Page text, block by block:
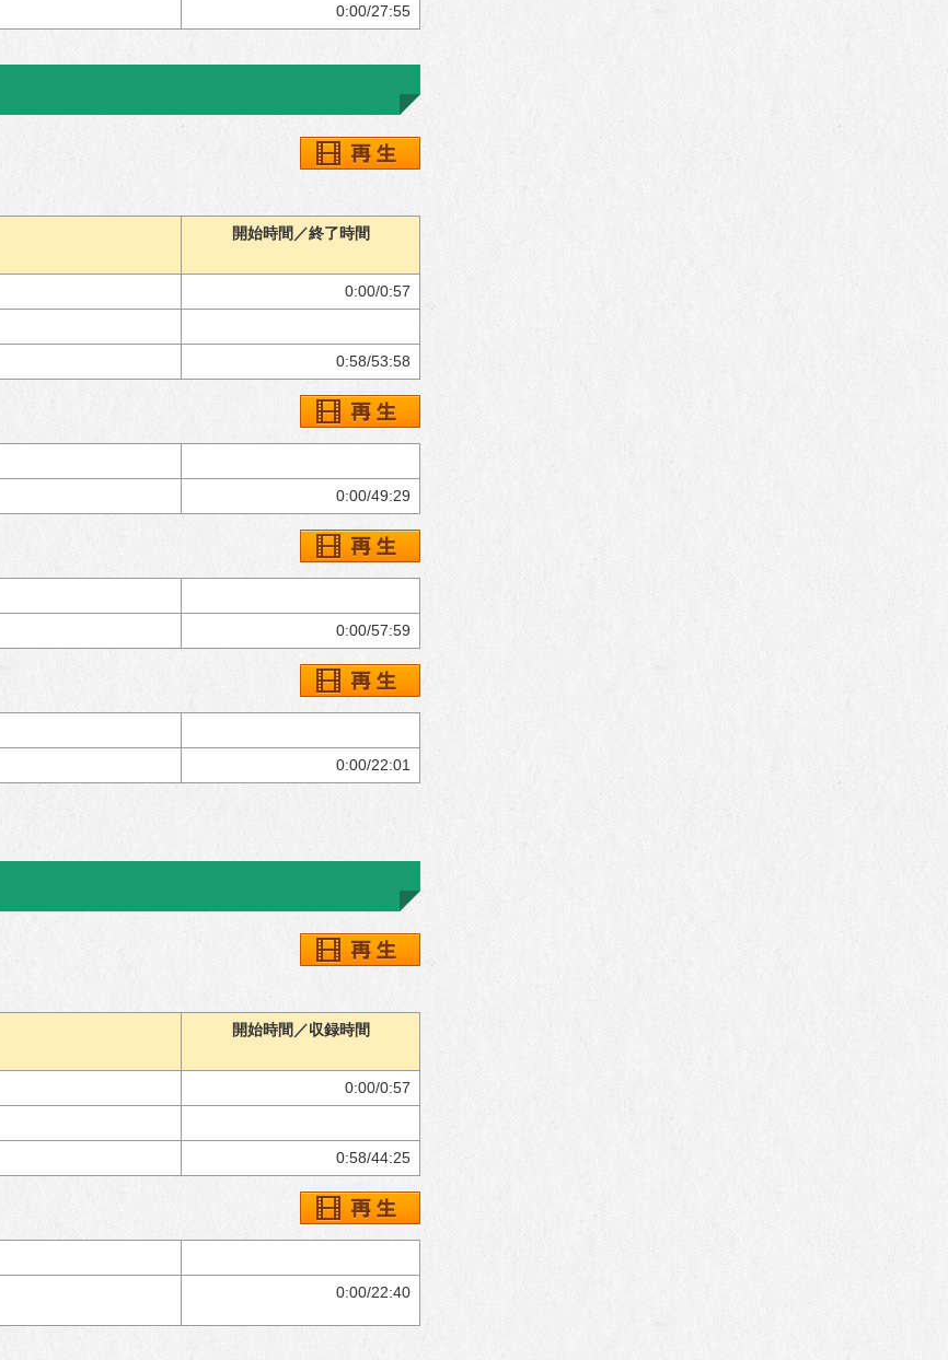
0:00/27:55
開始時間／終了時間
0:00/0:57
0:58/53:58
0:00/49:29
0:00/57:59
0:00/22:01
開始時間／収録時間
0:00/0:57
0:58/44:25
0:00/22:40